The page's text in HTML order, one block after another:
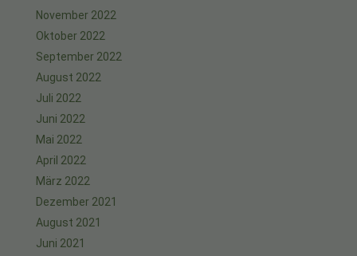
November 2022
Oktober 2022
September 2022
August 2022
Juli 2022
Juni 2022
Mai 2022
April 2022
März 2022
Dezember 2021
August 2021
Juni 2021